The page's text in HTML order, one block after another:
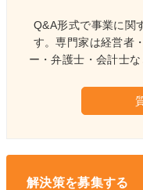
Q&A形式で事業に関
す。専門家は経営者
ー・弁護士・会計士な
解決策を募集する